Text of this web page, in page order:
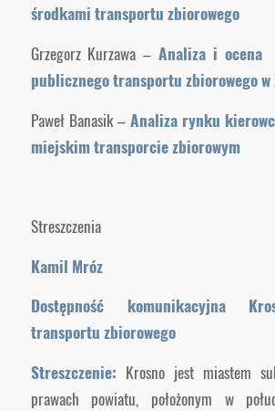
środkami transportu zbiorowego
Grzegorz Kurzawa –Analiza i ocena
publicznego transportu zbiorowego w
Paweł Banasik –Analiza rynku
miejskim transporcie zbiorowym
Streszczenia
Kamil Mróz
Dostępność komunikacyjna
transportu zbiorowego
Streszczenie: Krosno jest miastem
prawach powiatu, położonym w